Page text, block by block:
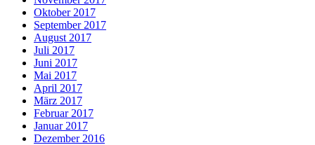
Oktober 2017
September 2017
August 2017
Juli 2017
Juni 2017
Mai 2017
April 2017
März 2017
Februar 2017
Januar 2017
Dezember 2016